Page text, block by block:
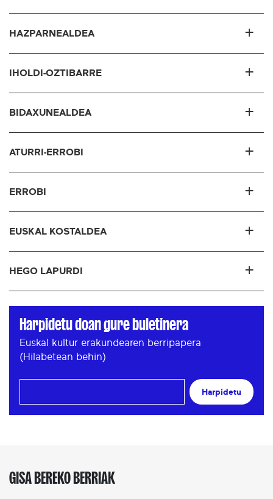
HAZPARNEALDEA
IHOLDI-OZTIBARRE
BIDAXUNEALDEA
ATURRI-ERROBI
ERROBI
EUSKAL KOSTALDEA
HEGO LAPURDI
Harpidetu doan gure buletinera
Euskal kultur erakundearen berripapera
(Hilabetean behin)
Harpidetu
GISA BEREKO BERRIAK